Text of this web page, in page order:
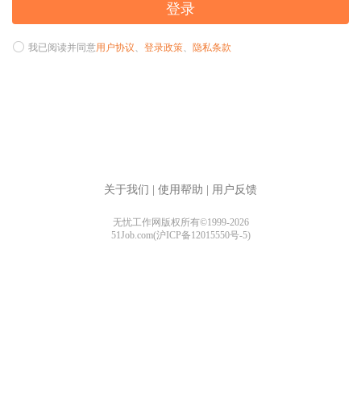
登录
我已阅读并同意用户协议、 登录政策、 隐私条款
关于我们 使用帮助 用户反馈
无忧工作网版权所有©1999-2026
51Job.com(沪ICP备12015550号-5)